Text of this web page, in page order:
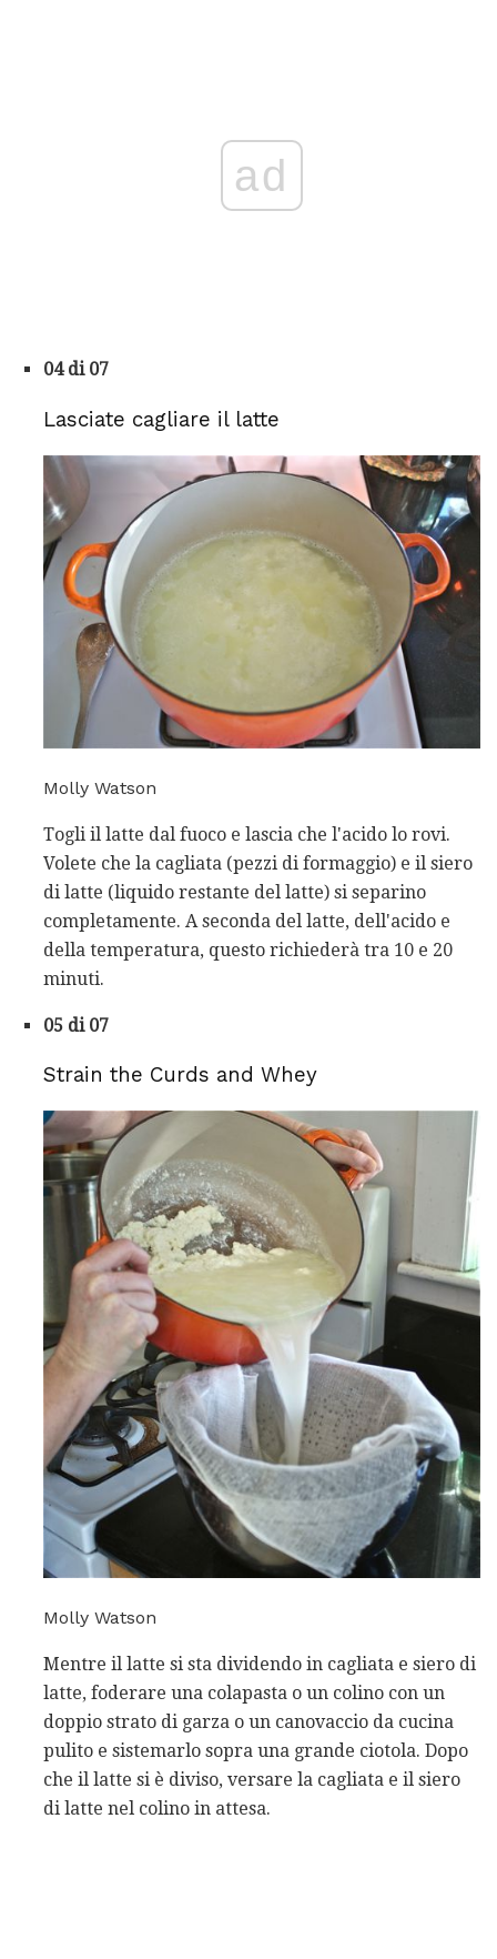
ad
04 di 07
Lasciate cagliare il latte
Molly Watson
Togli il latte dal fuoco e lascia che l'acido lo rovi.
Volete che la cagliata (pezzi di formaggio) e il siero
di latte (liquido restante del latte) si separino
completamente. A seconda del latte, dell'acido e
della temperatura, questo richiederà tra 10 e 20
minuti.
05 di 07
Strain the Curds and Whey
Molly Watson
Mentre il latte si sta dividendo in cagliata e siero di
latte, foderare una colapasta o un colino con un
doppio strato di garza o un canovaccio da cucina
pulito e sistemarlo sopra una grande ciotola. Dopo
che il latte si è diviso, versare la cagliata e il siero
di latte nel colino in attesa.